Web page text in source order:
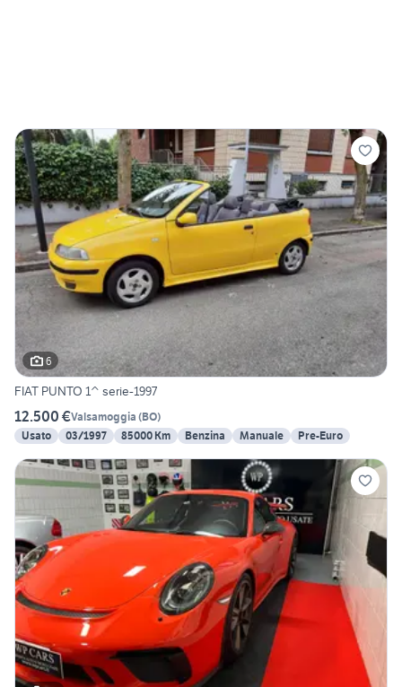
6
FIAT PUNTO 1^ serie-1997
12.500 €Valsamoggia (BO)
Usato
03/1997 85000 Km Benzina Manuale Pre-Euro